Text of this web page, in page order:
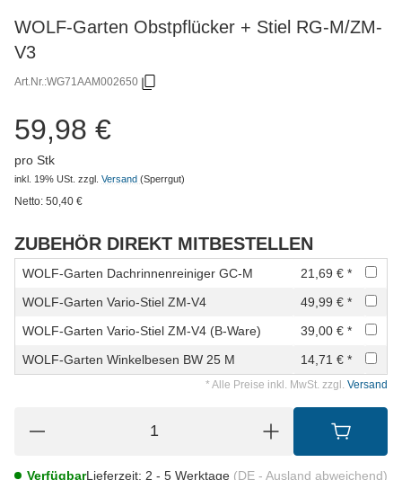
WOLF-Garten Obstpflücker + Stiel RG-M/ZM-
V3
Art.Nr.:WG71AAM002650
59,98 €
pro Stk
inkl. 19% USt. zzgl. Versand (Sperrgut)
Netto: 50,40 €
ZUBEHÖR DIREKT MITBESTELLEN
WOLF-Garten Dachrinnenreiniger GC-M
21,69 € *
WOLF-Garten Vario-Stiel ZM-V4
49,99 € *
WOLF-Garten Vario-Stiel ZM-V4 (B-Ware)
39,00 € *
WOLF-Garten Winkelbesen BW 25 M
14,71 € *
* Alle Preise inkl. MwSt. zzgl. Versand
VerfügbarLieferzeit: 2 - 5 Werktage (DE - Ausland abweichend)